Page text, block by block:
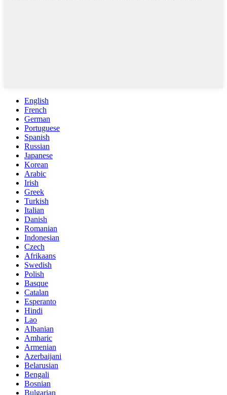
English
French
German
Portuguese
Spanish
Russian
Japanese
Korean
Arabic
Irish
Greek
Turkish
Italian
Danish
Romanian
Indonesian
Czech
Afrikaans
Swedish
Polish
Basque
Catalan
Esperanto
Hindi
Lao
Albanian
Amharic
Armenian
Azerbaijani
Belarusian
Bengali
Bosnian
Bulgarian